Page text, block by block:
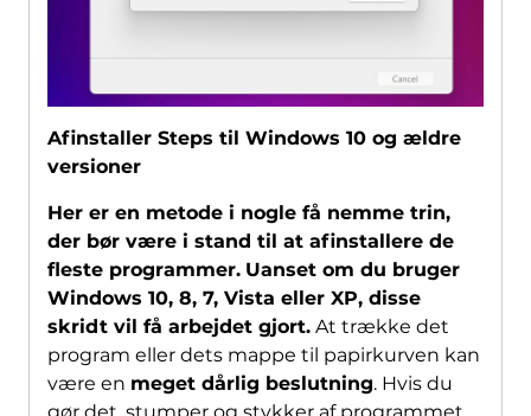
Afinstaller Steps til Windows 10 og ældre
versioner
Her er en metode i nogle få nemme trin,
der bør være i stand til at afinstallere de
fleste programmer. Uanset om du bruger
Windows 10, 8, 7, Vista eller XP, disse
skridt vil få arbejdet gjort.At trække det
program eller dets mappe til papirkurven kan
være en meget dårlig beslutning. Hvis du